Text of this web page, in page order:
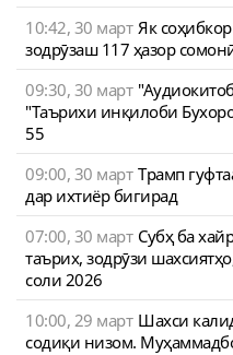
10:42, 30 март Як
зодрӯзаш 117 ҳазор
09:30, 30 март
"Таърихи инқилоби
55
09:00, 30 март Трамп
дар ихтиёр бигирад
07:00, 30 март Субҳ ба
таърих, зодрӯзи
соли 2026
10:00, 29 март Шахси
содиқи низом.